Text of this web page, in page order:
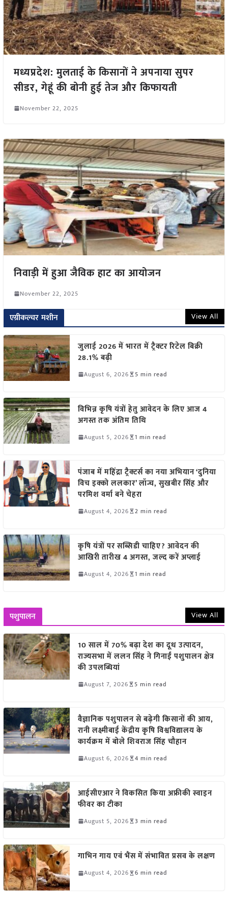
मध्यप्रदेश: मुलताई के किसानों ने अपनाया सुपर
सीडर, गेहूं की बोनी हुई तेज और किफायती
November 22, 2025
निवाड़ी में हुआ जैविक हाट का आयोजन
November 22, 2025
एग्रीकल्चर मशीन View All
जुलाई 2026 में भारत में ट्रैक्टर रिटेल बिक्री
28.1% बढ़ी
August 6, 2026 5 min read
विभिन्न कृषि यंत्रों हेतु आवेदन के लिए आज 4
अगस्त तक अंतिम तिथि
August 5, 2026 1 min read
पंजाब में महिंद्रा ट्रैक्टर्स का नया अभियान ‘दुनिया
विच इक्को ललकार’ लॉन्च, सुखबीर सिंह और
परमिश वर्मा बने चेहरा
August 4, 2026 2 min read
कृषि यंत्रों पर सब्सिडी चाहिए? आवेदन की
आखिरी तारीख 4 अगस्त, जल्द करें अप्लाई
August 4, 2026 1 min read
पशुपालन View All
10 साल में 70% बढ़ा देश का दूध उत्पादन,
राज्यसभा में ललन सिंह ने गिनाईं पशुपालन क्षेत्र
की उपलब्धियां
August 7, 2026 5 min read
वैज्ञानिक पशुपालन से बढ़ेगी किसानों की आय,
रानी लक्ष्मीबाई केंद्रीय कृषि विश्वविद्यालय के
कार्यक्रम में बोले शिवराज सिंह चौहान
August 6, 2026 4 min read
आईसीएआर ने विकसित किया अफ्रीकी स्वाइन
फीवर का टीका
August 5, 2026 3 min read
गाभिन गाय एवं भैंस में संभावित प्रसव के लक्षण
August 4, 2026 6 min read